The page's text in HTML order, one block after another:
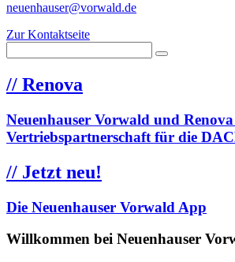
neuenhauser@vorwald.de
Zur Kontaktseite
// Renova
Neuenhauser Vorwald und Renova
Vertriebspartnerschaft für die
// Jetzt neu!
Die Neuenhauser Vorwald App
Willkommen bei Neuenhauser